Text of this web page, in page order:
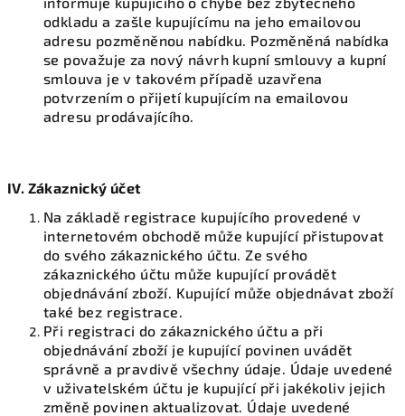
odkladu a zašle kupujícímu na jeho emailovou
adresu pozměněnou nabídku. Pozměněná nabídka
se považuje za nový návrh kupní smlouvy a kupní
smlouva je v takovém případě uzavřena
potvrzením o přijetí kupujícím na emailovou
adresu prodávajícího.
IV. Zákaznický účet
Na základě registrace kupujícího provedené v
internetovém obchodě může kupující přistupovat
do svého zákaznického účtu. Ze svého
zákaznického účtu může kupující provádět
objednávání zboží. Kupující může objednávat zboží
také bez registrace.
Při registraci do zákaznického účtu a při
objednávání zboží je kupující povinen uvádět
správně a pravdivě všechny údaje. Údaje uvedené
v uživatelském účtu je kupující při jakékoliv jejich
změně povinen aktualizovat. Údaje uvedené